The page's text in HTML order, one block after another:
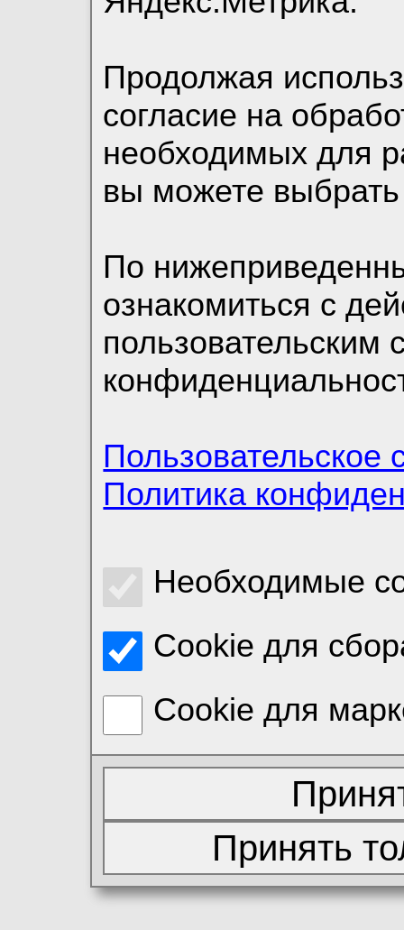
Продолжая
согласие на
необходимых для
вы можете
По
ознакомиться с
пользовательским
Пользовательское
Политика
Необходимые
Cookie для
Cookie для